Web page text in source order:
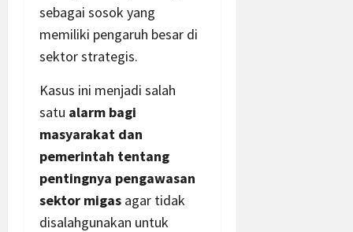
sebagai sosok yang
memiliki pengaruh besar di
sektor strategis.
Kasus ini menjadi salah
satu alarm bagi
masyarakat dan
pemerintah tentang
pentingnya pengawasan
sektor migas agar tidak
disalahgunakan untuk